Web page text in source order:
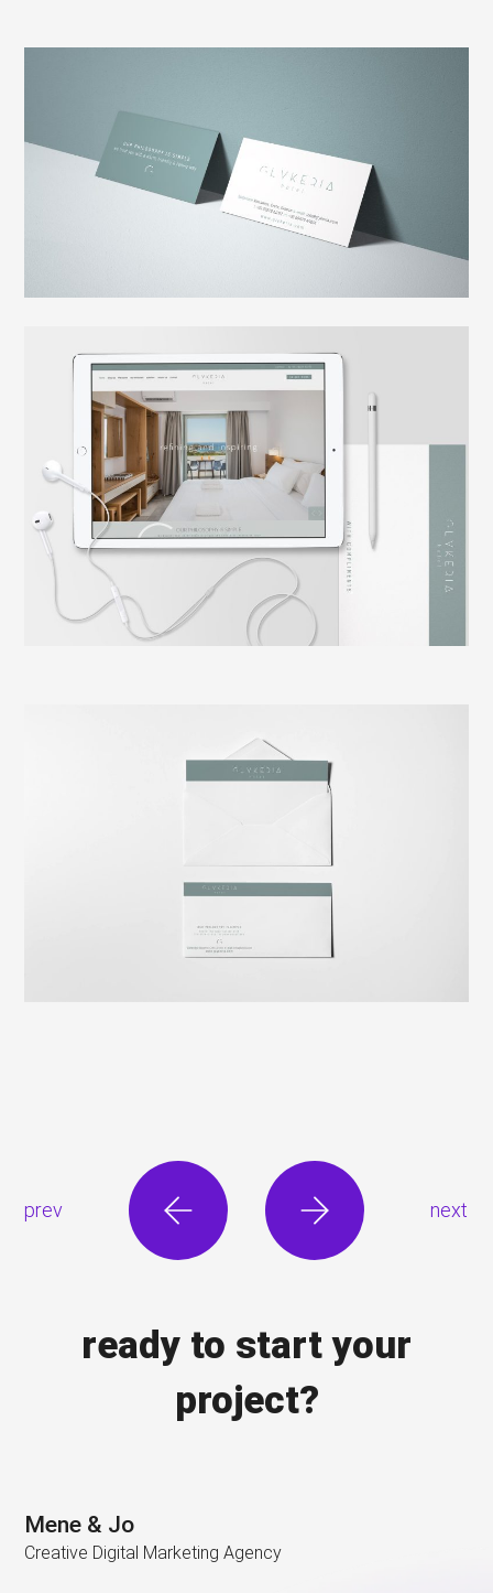
prev next
ready to start your
project?
Mene & Jo
Creative Digital Marketing Agency